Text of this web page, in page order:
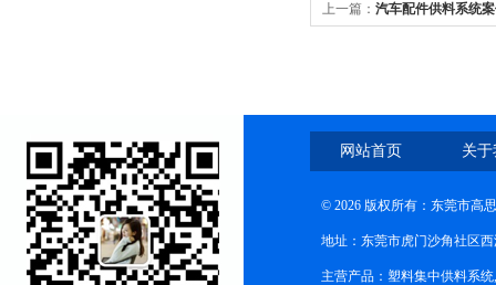
上一篇： 汽车配件供料系统
网站首页 关
© 2026 版权所有：东莞市高
地址：东莞市虎门沙角社区
主营产品：塑料集中供料系